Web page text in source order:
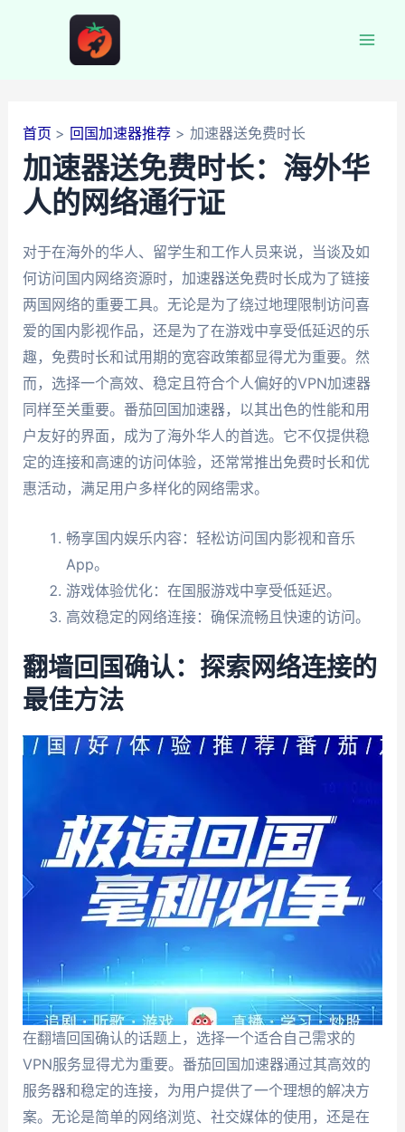
首页 回国加速器推荐 加速器送免费时长
加速器送免费时长：海外华
人的网络通行证
对于在海外的华人、留学生和工作人员来说，当谈及如
何访问国内网络资源时，加速器送免费时长成为了链接
两国网络的重要工具。无论是为了绕过地理限制访问喜
爱的国内影视作品，还是为了在游戏中享受低延迟的乐
趣，免费时长和试用期的宽容政策都显得尤为重要。然
而，选择一个高效、稳定且符合个人偏好的VPN加速器
同样至关重要。番茄回国加速器，以其出色的性能和用
户友好的界面，成为了海外华人的首选。它不仅提供稳
定的连接和高速的访问体验，还常常推出免费时长和优
惠活动，满足用户多样化的网络需求。
畅享国内娱乐内容：轻松访问国内影视和音乐
App。
游戏体验优化：在国服游戏中享受低延迟。
高效稳定的网络连接：确保流畅且快速的访问。
翻墙回国确认：探索网络连接的
最佳方法
在翻墙回国确认的话题上，选择一个适合自己需求的
VPN服务显得尤为重要。番茄回国加速器通过其高效的
服务器和稳定的连接，为用户提供了一个理想的解决方
案。无论是简单的网络浏览、社交媒体的使用，还是在